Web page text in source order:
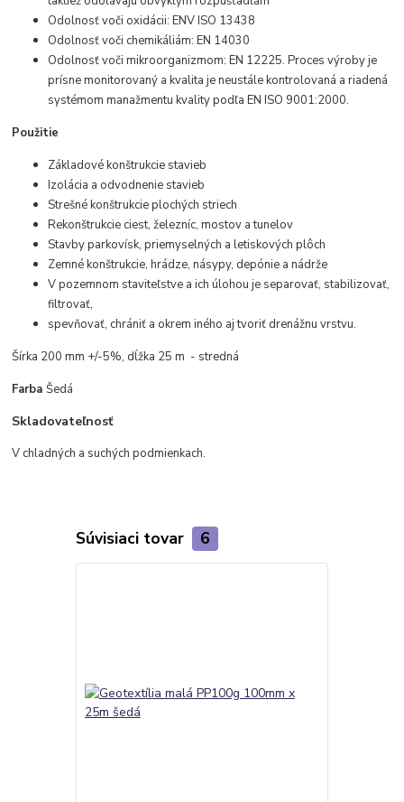
Odolnosť voči oxidácii: ENV ISO 13438
Odolnosť voči chemikáliám: EN 14030
Odolnosť voči mikroorganizmom: EN 12225. Proces výroby je
prísne monitorovaný a kvalita je neustále kontrolovaná a riadená
systémom manažmentu kvality podľa EN ISO 9001:2000.
Použitie
Základové konštrukcie stavieb
Izolácia a odvodnenie stavieb
Strešné konštrukcie plochých striech
Rekonštrukcie ciest, železníc, mostov a tunelov
Stavby parkovísk, priemyselných a letiskových plôch
Zemné konštrukcie, hrádze, násypy, depónie a nádrže
V pozemnom staviteľstve a ich úlohou je separovať, stabilizovať,
filtrovať,
spevňovať, chrániť a okrem iného aj tvoriť drenážnu vrstvu.
Šírka 200 mm +/-5%, dĺžka 25 m - stredná
FarbaŠedá
Skladovateľnosť
V chladných a suchých podmienkach.
Súvisiaci tovar 6